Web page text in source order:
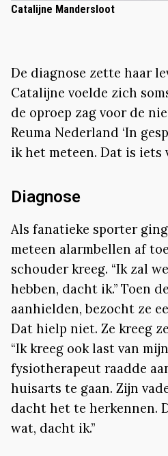
Catalijne Mandersloot
De diagnose zette haar
Catalijne voelde zich
de oproep zag voor de
Reuma Nederland ‘In
ik het meteen. Dat is iets
Diagnose
Als fanatieke sporter
meteen alarmbellen af
schouder kreeg. “Ik zal
hebben, dacht ik.” Toen
aanhielden, bezocht ze
Dat hielp niet. Ze kreeg
“Ik kreeg ook last van
fysiotherapeut raadde
huisarts te gaan. Zijn
dacht het te herkennen.
wat, dacht ik.”